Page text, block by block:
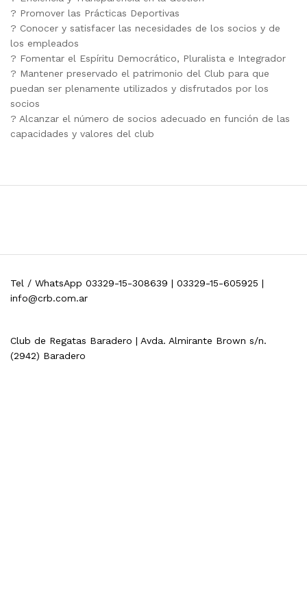
? Promover las Prácticas Deportivas
? Conocer y satisfacer las necesidades de los socios y de
los empleados
? Fomentar el Espíritu Democrático, Pluralista e Integrador
? Mantener preservado el patrimonio del Club para que
puedan ser plenamente utilizados y disfrutados por los
socios
? Alcanzar el número de socios adecuado en función de las
capacidades y valores del club
Club de Regatas Baradero | Avda. Almirante Brown s/n.
(2942) Baradero
Tel / WhatsApp 03329-15-308639 | 03329-15-605925 |
info@crb.com.ar